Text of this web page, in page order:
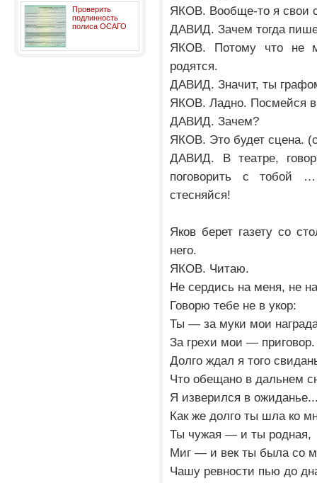
Проверить
подлинность
полиса ОСАГО
ЯКОВ. Вообще-то я свои
ДАВИД. Зачем тогда
ЯКОВ. Потому что не
родятся.
ДАВИД. Значит, ты
ЯКОВ. Ладно. Посмейся
ДАВИД. Зачем?
ЯКОВ. Это будет сцена.
ДАВИД. В театре,
поговорить с тобой
стесняйся!
Яков берет газету со
него.
ЯКОВ. Читаю.
Не сердись на меня, не
Говорю тебе не в укор:
Ты — за муки мои
За грехи мои — приговор.
Долго ждал я того
Что обещано в дальнем
Я изверился в
Как же долго ты шла ко
Ты чужая — и ты родная,
Миг — и век ты была со
Чашу ревности пью до